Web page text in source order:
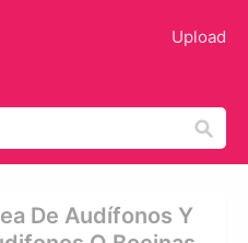
Upload
De Audífonos Y